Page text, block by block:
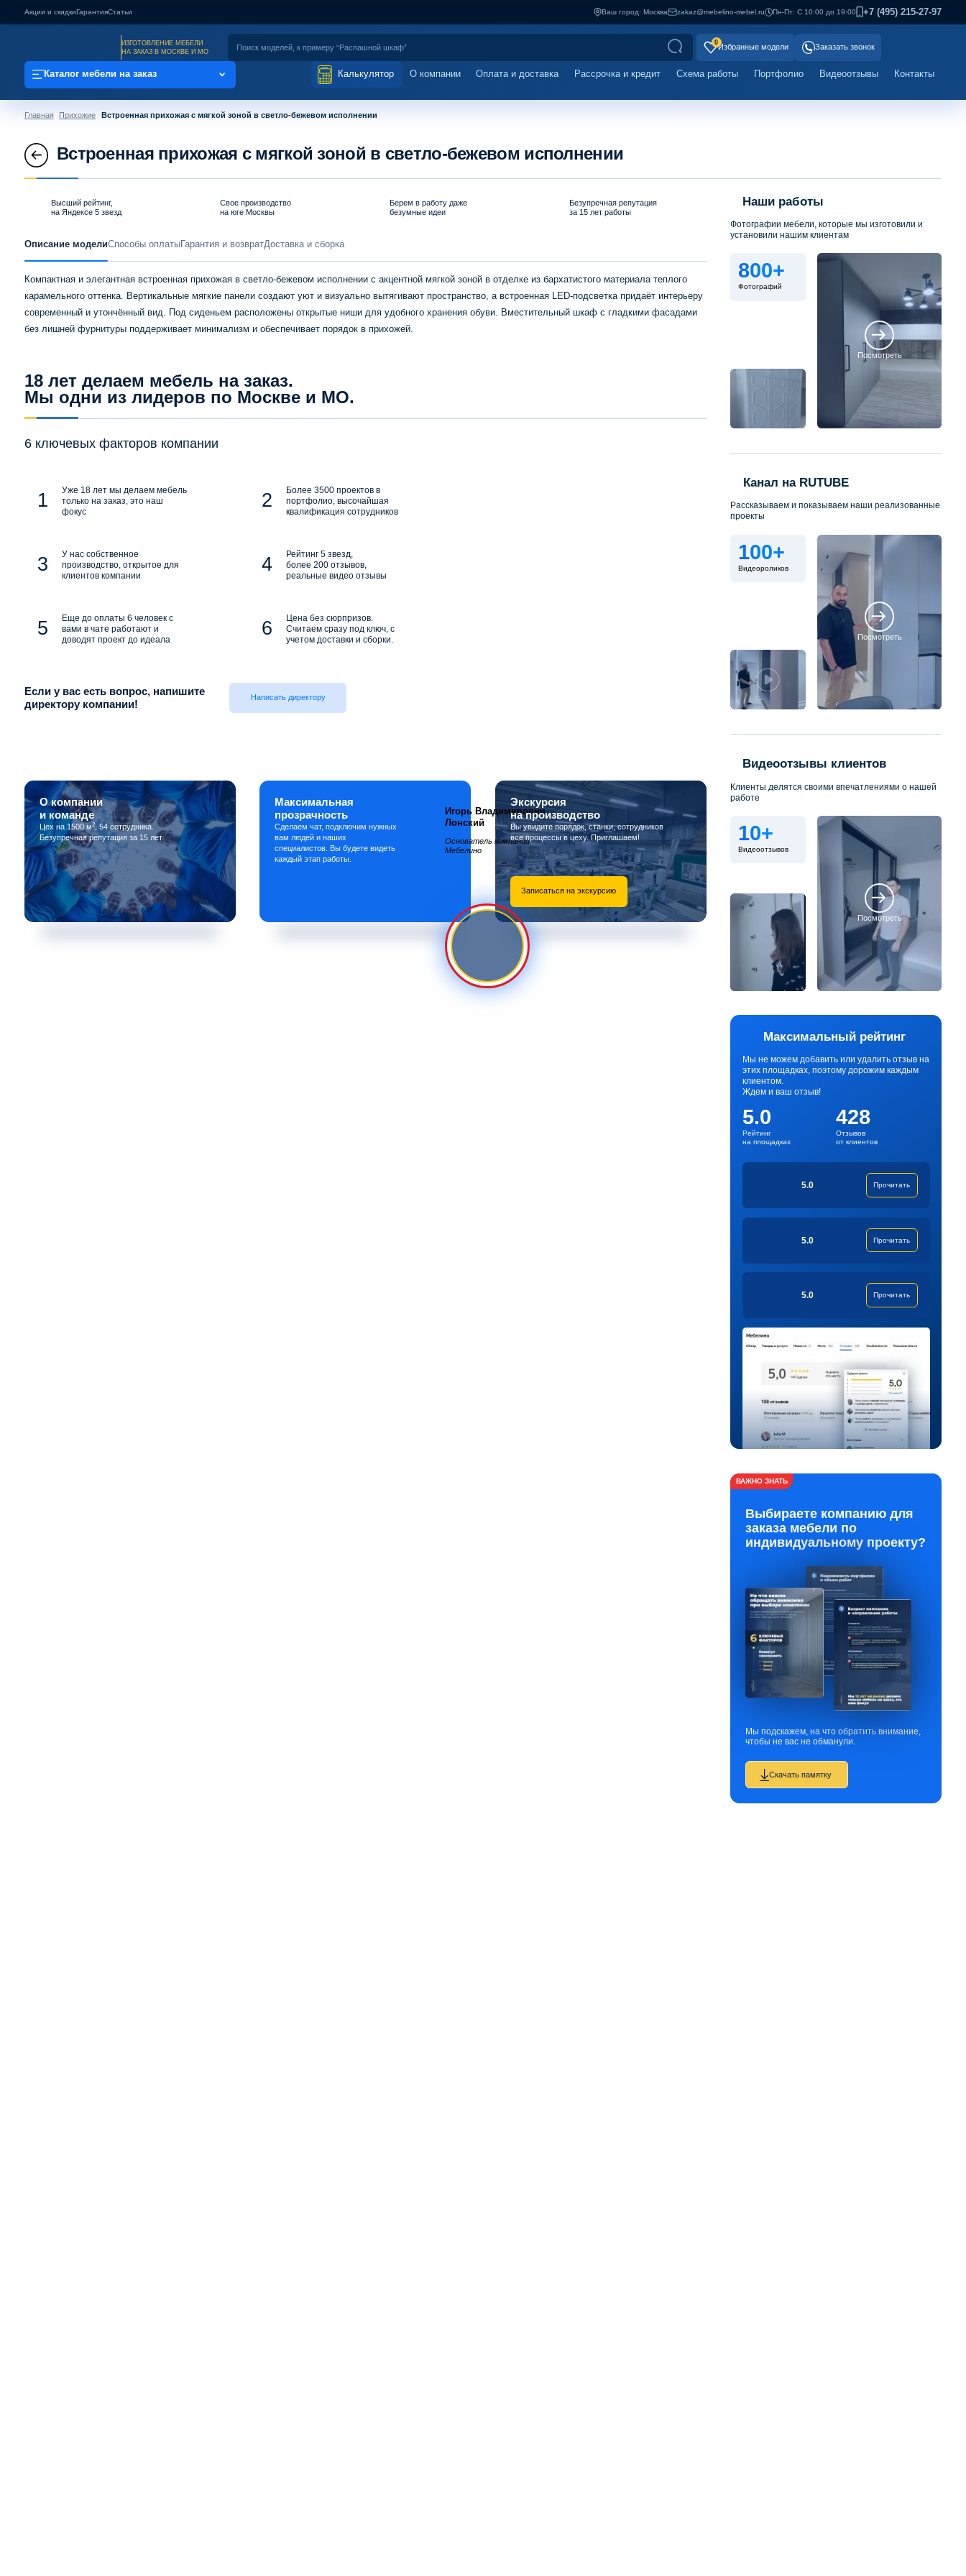
Акции и скидкиГарантияСтатьи Ваш город: Москва zakaz@mebelino-mebel.ru Пн-Пт: С 10:00 до 19:00 +7 (495) 215-27-97
ИЗГОТОВЛЕНИЕ МЕБЕЛИ
НА ЗАКАЗ В МОСКВЕ И МО
0
Избранные модели Заказать звонок
Каталог мебели на заказ Калькулятор О компании Оплата и доставка Рассрочка и кредит Схема работы Портфолио Видеоотзывы Контакты
Главная Прихожие Встроенная прихожая с мягкой зоной в светло-бежевом исполнении
Встроенная прихожая с мягкой зоной в светло-бежевом исполнении
Высший рейтинг,
на Яндексе 5 звезд
Свое производство
на юге Москвы
Берем в работу даже
безумные идеи
Безупречная репутация
за 15 лет работы
Описание модели Способы оплатыГарантия и возвратДоставка и сборка
Компактная и элегантная встроенная прихожая в светло-бежевом исполнении с акцентной мягкой зоной в отделке из бархатистого материала теплого
карамельного оттенка. Вертикальные мягкие панели создают уют и визуально вытягивают пространство, а встроенная LED-подсветка придаёт интерьеру
современный и утончённый вид. Под сиденьем расположены открытые ниши для удобного хранения обуви. Вместительный шкаф с гладкими фасадами
без лишней фурнитуры поддерживает минимализм и обеспечивает порядок в прихожей.
18 лет делаем мебель на заказ.
Мы одни из лидеров по Москве и МО.
6 ключевых факторов компании
Уже 18 лет мы делаем мебель
только на заказ, это наш
фокус
Более 3500 проектов в
портфолио, высочайшая
квалификация сотрудников
У нас собственное
производство, открытое для
клиентов компании
Рейтинг 5 звезд,
более 200 отзывов,
реальные видео отзывы
Еще до оплаты 6 человек с
вами в чате работают и
доводят проект до идеала
Цена без сюрпризов.
Считаем сразу под ключ, с
учетом доставки и сборки.
Если у вас есть вопрос, напишите
директору компании!
Написать директору
Игорь Владимирович
Лонский
Основатель компании
Мебелино
О компании
и команде
Цех на 1500 м2, 54 сотрудника.
Безупречная репутация за 15 лет.
Максимальная
прозрачность
Сделаем чат, подключим нужных
вам людей и наших
специалистов. Вы будете видеть
каждый этап работы.
Экскурсия
на производство
Вы увидите порядок, станки, сотрудников
все процессы в цеху. Приглашаем!
Записаться на экскурсию
Наши работы
Фотографии мебели, которые мы изготовили и
установили нашим клиентам
800+
Фотографий
Посмотреть
Канал на RUTUBE
Рассказываем и показываем наши реализованные
проекты
100+
Видеороликов
Посмотреть
Видеоотзывы клиентов
Клиенты делятся своими впечатлениями о нашей
работе
10+
Видеоотзывов
Посмотреть
Максимальный рейтинг
Мы не можем добавить или удалить отзыв на
этих площадках, поэтому дорожим каждым
клиентом.
Ждем и ваш отзыв!
5.0
Рейтинг
на площадках
428
Отзывов
от клиентов
5.0 Прочитать
5.0 Прочитать
5.0 Прочитать
ВАЖНО ЗНАТЬ
Выбираете компанию для
заказа мебели по
индивидуальному проекту?
Мы подскажем, на что обратить внимание,
чтобы не вас не обманули.
Скачать памятку